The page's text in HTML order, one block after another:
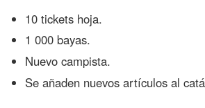
10 tickets hoja.
1 000 bayas.
Nuevo campista.
Se añaden nuevos artículos al